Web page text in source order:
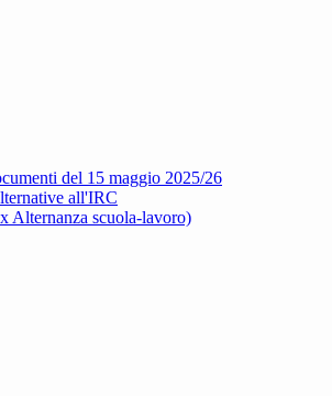
del 15 maggio 2025/26
all'IRC
Alternanza scuola-lavoro)